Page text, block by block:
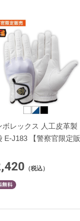
ボレックス 人工皮革製
E-J183 【警察官限定販
（税込）